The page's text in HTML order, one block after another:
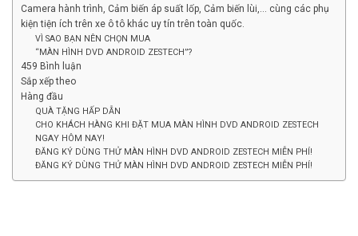
Camera hành trình, Cảm biến áp suất lốp, Cảm biến lùi,… cùng các phụ
kiện tiện ích trên xe ô tô khác uy tín trên toàn quốc.
VÌ SAO BẠN NÊN CHỌN MUA
“MÀN HÌNH DVD ANDROID ZESTECH”?
459 Bình luận
Sắp xếp theo
Hàng đầu
QUÀ TẶNG HẤP DẪN
CHO KHÁCH HÀNG KHI ĐẶT MUA MÀN HÌNH DVD ANDROID ZESTECH
NGAY HÔM NAY!
ĐĂNG KÝ DÙNG THỬ MÀN HÌNH DVD ANDROID ZESTECH MIỄN PHÍ!
ĐĂNG KÝ DÙNG THỬ MÀN HÌNH DVD ANDROID ZESTECH MIỄN PHÍ!